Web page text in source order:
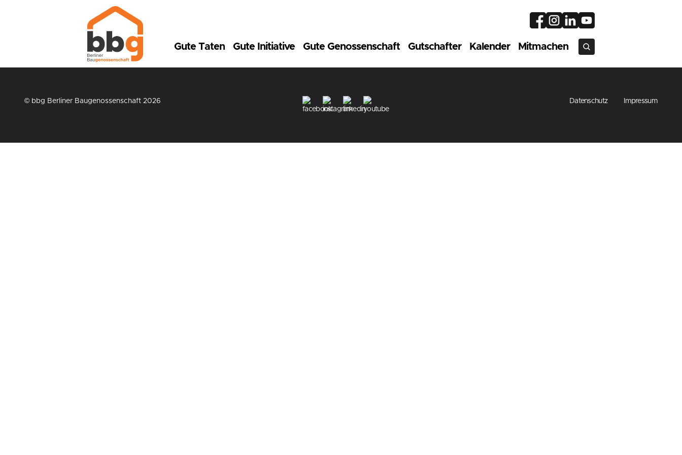
Gute Taten Gute Initiative Gute Genossenschaft Gutschafter Kalender Mitmachen
© bbg Berliner Baugenossenschaft 2026 Datenschutz Impressum